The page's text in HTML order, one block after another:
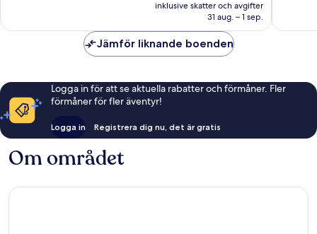
2 262 kr
inklusive skatter och avgifter
31 aug. – 1 sep.
Jämför liknande boenden
Logga in för att se aktuella rabatter och förmåner. Fler
förmåner för fler äventyr!
Logga in Registrera dig nu, det är gratis
Om området